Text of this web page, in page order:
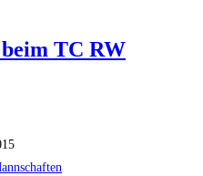
TC RW